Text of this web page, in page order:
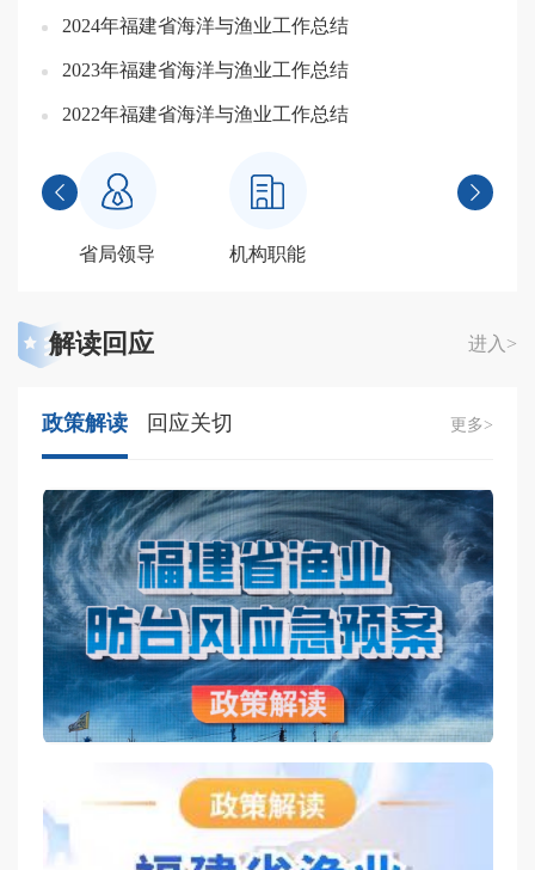
2024年福建省海洋与渔业工作总结
2023年福建省海洋与渔业工作总结
2022年福建省海洋与渔业工作总结
 
省局领导 机构职能
解读回应 进入>
政策解读 回应关切 更多>